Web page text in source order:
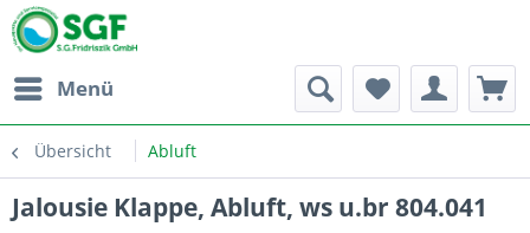
Menü
Übersicht Abluft
Jalousie Klappe, Abluft, ws u.br 804.041